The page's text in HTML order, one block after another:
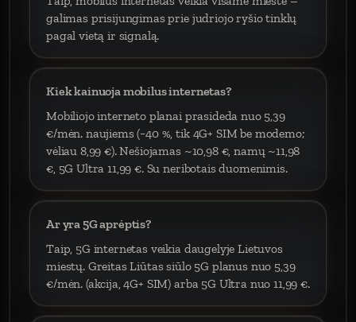
galimas prisijungimas prie judriojo ryšio tinklų
pagal vietą ir signalą.
Kiek kainuoja mobilus internetas?
Mobiliojo interneto planai prasideda nuo 5,39
€/mėn. naujiems (−40 %, tik 4G+ SIM be modemo;
vėliau 8,99 €). Nešiojamas ~10,98 €, namų ~11,98
€, 5G Ultra 11,99 €. Su neribotais duomenimis.
Ar yra 5G aprėptis?
Taip, 5G internetas veikia daugelyje Lietuvos
miestų. Greitas Liūtas siūlo 5G planus nuo 5,39
€/mėn. (akcija, 4G+ SIM) arba 5G Ultra nuo 11,99 €.